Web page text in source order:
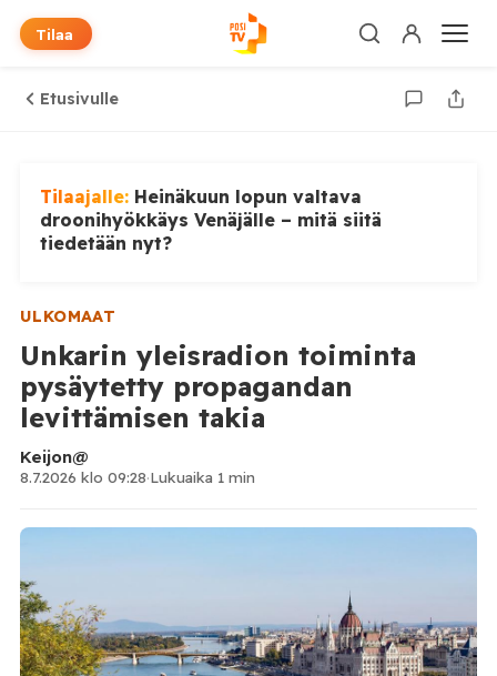
Tilaa
Etusivulle
Tilaajalle: Heinäkuun lopun valtava
droonihyökkäys Venäjälle – mitä siitä
tiedetään nyt?
ULKOMAAT
Unkarin yleisradion toiminta
pysäytetty propagandan
levittämisen takia
Keijon@
8.7.2026 klo 09:28·Lukuaika 1 min